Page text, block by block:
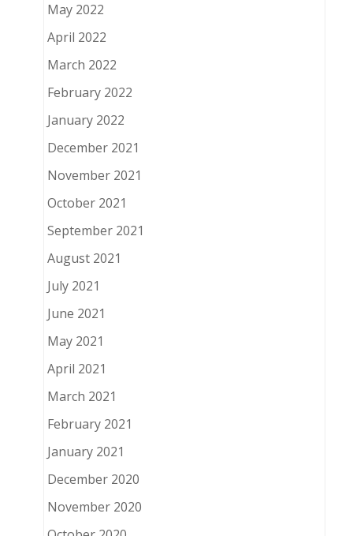
May 2022
April 2022
March 2022
February 2022
January 2022
December 2021
November 2021
October 2021
September 2021
August 2021
July 2021
June 2021
May 2021
April 2021
March 2021
February 2021
January 2021
December 2020
November 2020